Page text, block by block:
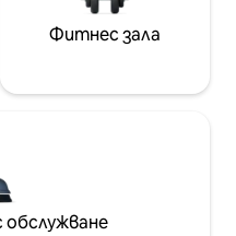
Фитнес зала